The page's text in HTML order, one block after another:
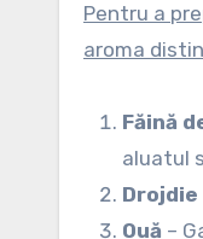
Pentru a
aroma
Făină
aluatul
Ouă –